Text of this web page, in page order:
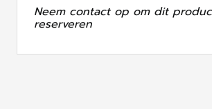
Neem contact op om dit
reserveren